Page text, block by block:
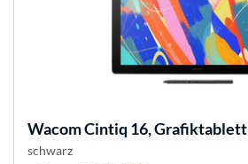
WacomCintiq 16, Grafiktablett
schwarz